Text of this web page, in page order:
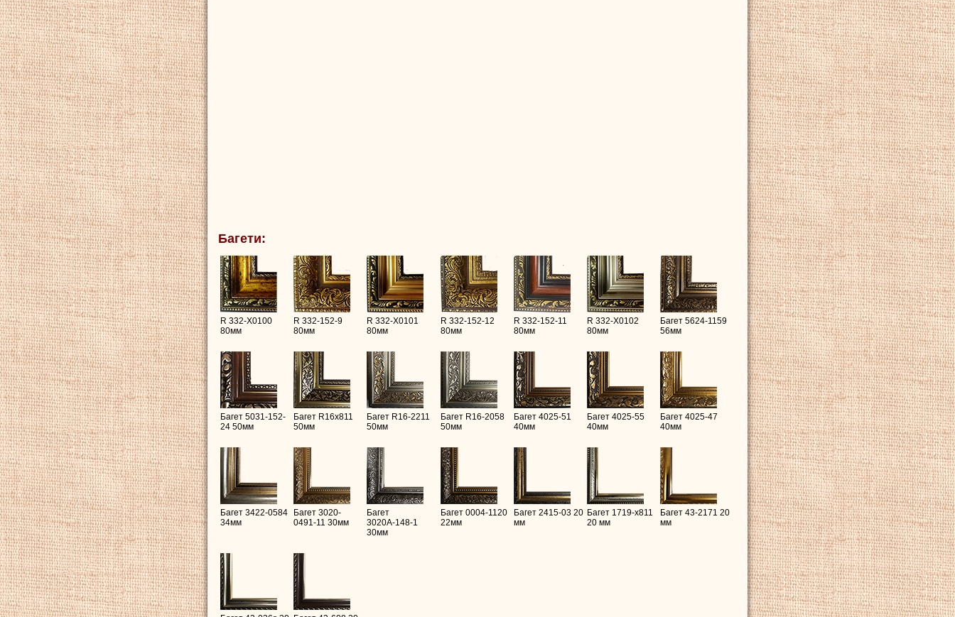
Багети:
R 332-X0100
80мм
R 332-152-9
80мм
R 332-X0101
80мм
R 332-152-12
80мм
R 332-152-11
80мм
R 332-X0102
80мм
Багет 5624-1159
56мм
Багет 5031-152-
24 50мм
Багет R16х811
50мм
Багет R16-2211
50мм
Багет R16-2058
50мм
Багет 4025-51
40мм
Багет 4025-55
40мм
Багет 4025-47
40мм
Багет 3422-0584
34мм
Багет 3020-
0491-11 30мм
Багет
3020А-148-1
30мм
Багет 0004-1120
22мм
Багет 2415-03 20
мм
Багет 1719-x811
20 мм
Багет 43-2171 20
мм